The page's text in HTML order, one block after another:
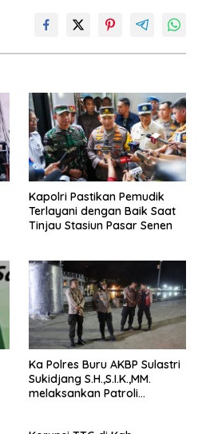
Kapolri Pastikan Pemudik
Terlayani dengan Baik Saat
Tinjau Stasiun Pasar Senen
Ka Polres Buru AKBP Sulastri
Sukidjang S.H.,S.I.K.,MM.
melaksankan Patroli